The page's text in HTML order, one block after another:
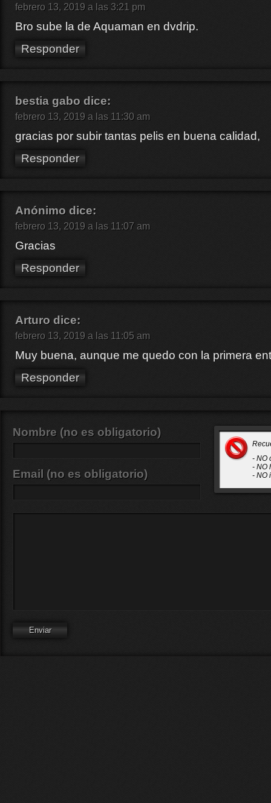
febrero 13, 2019 a las 3:21 pm
Bro sube la de Aquaman en dvdrip.
Responder
bestia gabo dice:
febrero 13, 2019 a las 11:30 am
gracias por subir tantas pelis en buena calidad,
Responder
Anónimo dice:
febrero 13, 2019 a las 11:07 am
Gracias
Responder
Arturo dice:
febrero 13, 2019 a las 11:05 am
Muy buena, aunque me quedo con la primera
Responder
- NO
- NO
- NO
Nombre (no es obligatorio)
Email (no es obligatorio)